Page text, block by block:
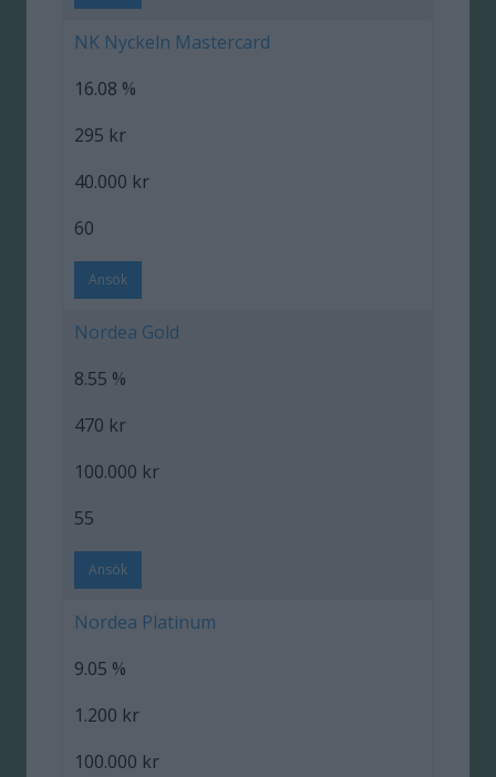
NK Nyckeln Mastercard
16.08 %
295 kr
40.000 kr
60
Ansök
Nordea Gold
8.55 %
470 kr
100.000 kr
55
Ansök
Nordea Platinum
9.05 %
1.200 kr
100.000 kr